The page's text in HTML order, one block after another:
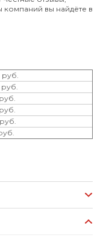
вы найдёте в
руб.
руб.